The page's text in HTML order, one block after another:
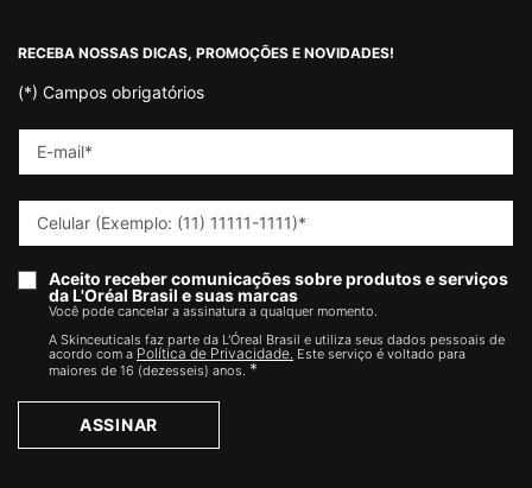
RECEBA NOSSAS DICAS, PROMOÇÕES E NOVIDADES!
(*) Campos obrigatórios
E-mail*
Celular (Exemplo: (11) 11111-1111)*
Aceito receber comunicações sobre produtos e serviços
da L'Oréal Brasil e suas marcas
Você pode cancelar a assinatura a qualquer momento.​
A Skinceuticals faz parte da L'Óreal Brasil e utiliza seus dados pessoais de
acordo com a Política de Privacidade. Este serviço é voltado para
maiores de 16 (dezesseis) anos. *
ASSINAR